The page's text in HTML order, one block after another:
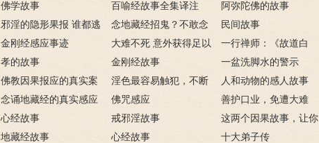
－淫人妻者，妻淫人
花心老汉染恶疾
佛学故事 百喻经故事全集译注
阿弥陀佛的故事
邪淫的隐形果报 谁都逃
不掉
念地藏经招鬼？不敢念
地藏经的请进来
民间故事
金刚经感应事迹
大难不死 意外获得足以
致富的特异功能
一行禅师：《故道白
云》
孝的故事 金刚经故事
一盆洗脚水的警示
佛教因果报应的真实案
例
淫色最容易触犯，不断
淫欲心难清静
人和动物的感人故事
念诵地藏经的真实感应
六则
佛咒感应
善护口业，免遭大难
心经故事 戒邪淫故事
这两个因果故事，让你
了解什么是业障
地藏经故事 心经故事 十大弟子传